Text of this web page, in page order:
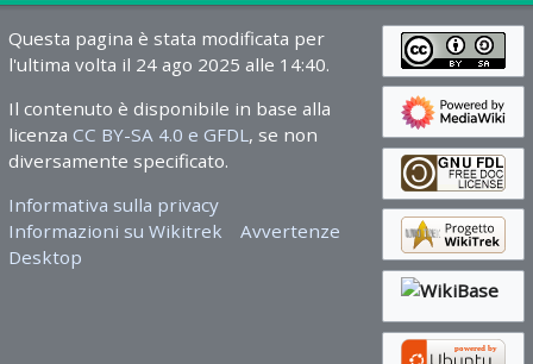
Questa pagina è stata modificata per
l'ultima volta il 24 ago 2025 alle 14:40.
Il contenuto è disponibile in base alla
licenza CC BY-SA 4.0 e GFDL , se non
diversamente specificato.
Informativa sulla privacy
Informazioni su Wikitrek
Avvertenze
Desktop